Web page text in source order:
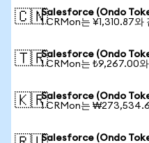
🇨🇳Salesforce (Ondo
1 CRMon는 ¥1,310.87와
🇹🇷Salesforce (Ondo
1 CRMon는 ₺9,267.00
🇰🇷Salesforce (Ondo
1 CRMon는
Salesforce (Ondo